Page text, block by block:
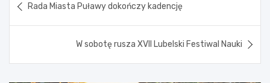
wpisu
Rada Miasta Puławy dokończy kadencję
W sobotę rusza XVII Lubelski Festiwal Nauki